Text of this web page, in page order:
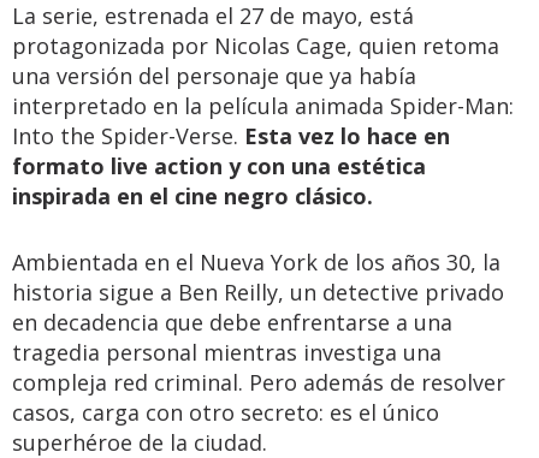
La serie, estrenada el 27 de mayo, está
protagonizada por Nicolas Cage, quien retoma
una versión del personaje que ya había
interpretado en la película animada Spider-Man:
Into the Spider-Verse. Esta vez lo hace en
formato live action y con una estética
inspirada en el cine negro clásico.
Ambientada en el Nueva York de los años 30, la
historia sigue a Ben Reilly, un detective privado
en decadencia que debe enfrentarse a una
tragedia personal mientras investiga una
compleja red criminal. Pero además de resolver
casos, carga con otro secreto: es el único
superhéroe de la ciudad.